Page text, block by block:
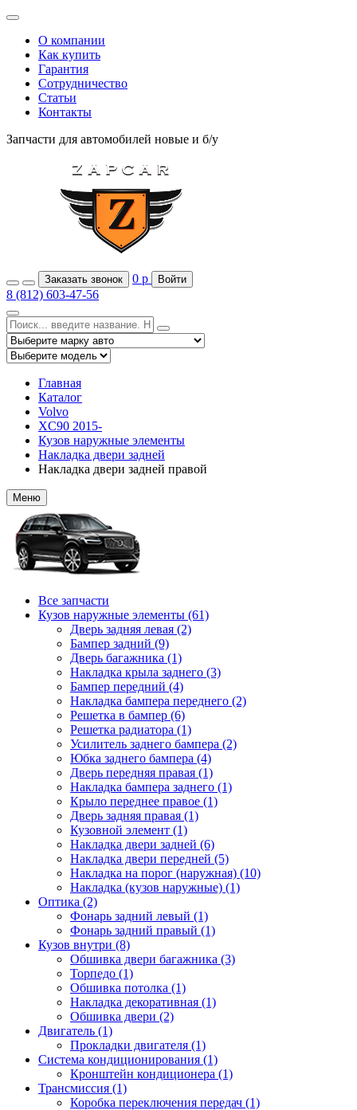
О компании
Как купить
Гарантия
Сотрудничество
Статьи
Контакты
Запчасти для автомобилей новые и б/у
Заказать звонок 0 р Войти
8 (812) 603-47-56
Главная
Каталог
Volvo
XC90 2015-
Кузов наружные элементы
Накладка двери задней
Накладка двери задней правой
Меню
Все запчасти
Кузов наружные элементы (61)
Дверь задняя левая (2)
Бампер задний (9)
Дверь багажника (1)
Накладка крыла заднего (3)
Бампер передний (4)
Накладка бампера переднего (2)
Решетка в бампер (6)
Решетка радиатора (1)
Усилитель заднего бампера (2)
Юбка заднего бампера (4)
Дверь передняя правая (1)
Накладка бампера заднего (1)
Крыло переднее правое (1)
Дверь задняя правая (1)
Кузовной элемент (1)
Накладка двери задней (6)
Накладка двери передней (5)
Накладка на порог (наружная) (10)
Накладка (кузов наружные) (1)
Оптика (2)
Фонарь задний левый (1)
Фонарь задний правый (1)
Кузов внутри (8)
Обшивка двери багажника (3)
Торпедо (1)
Обшивка потолка (1)
Накладка декоративная (1)
Обшивка двери (2)
Двигатель (1)
Прокладки двигателя (1)
Система кондиционирования (1)
Кронштейн кондиционера (1)
Трансмиссия (1)
Коробка переключения передач (1)